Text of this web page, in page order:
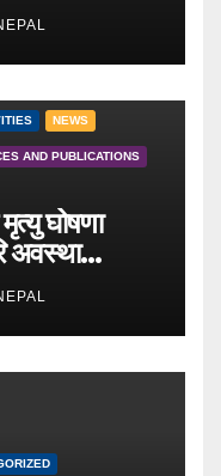
NEWS
AND PUBLICATIONS
घोषणा
अवस्था